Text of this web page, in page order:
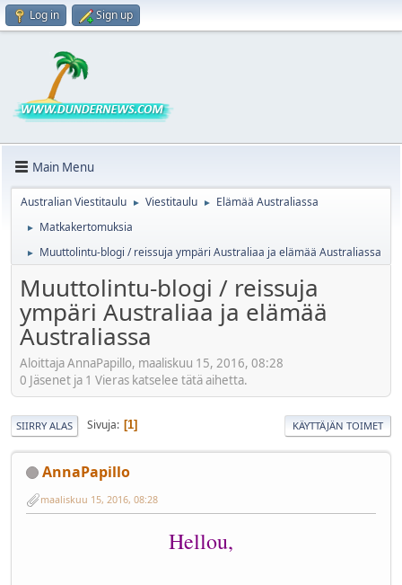
Log in Sign up
Main Menu
Australian Viestitaulu ► Viestitaulu ► Elämää Australiassa
► Matkakertomuksia
► Muuttolintu-blogi / reissuja ympäri Australiaa ja elämää Australiassa
Muuttolintu-blogi / reissuja
ympäri Australiaa ja elämää
Australiassa
Aloittaja AnnaPapillo, maaliskuu 15, 2016, 08:28
0 Jäsenet ja 1 Vieras katselee tätä aihetta.
SIIRRY ALAS Sivuja 1 KÄYTTÄJÄN TOIMET
AnnaPapillo
maaliskuu 15, 2016, 08:28
Hellou,